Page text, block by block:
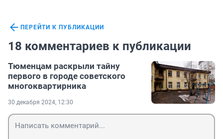
ПЕРЕЙТИ К ПУБЛИКАЦИИ
18 комментариев к публикации
Тюменцам раскрыли тайну
первого в городе советского
многоквартирника
30 декабря 2024, 12:30